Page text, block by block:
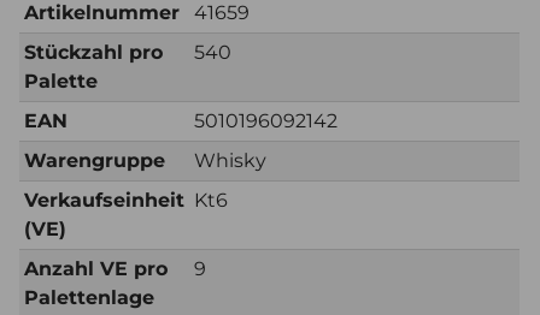
Artikelnummer
41659
Stückzahl pro
Palette
540
EAN
5010196092142
Warengruppe
Whisky
Verkaufseinheit
(VE)
Kt6
Anzahl VE pro
Palettenlage
9